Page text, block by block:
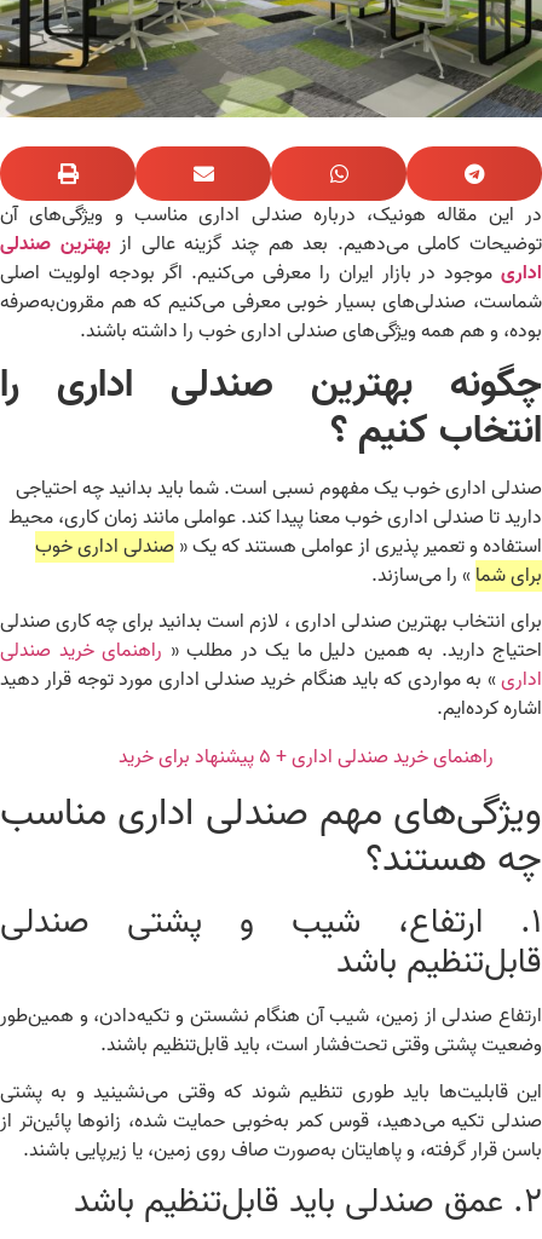
این مقاله هونیک، درباره صندلی اداری مناسب و ویژگی‌های آن
کاملی می‌دهیم. بعد هم چند گزینه عالی از بهترین صندلی
موجود در بازار ایران را معرفی می‌کنیم. اگر بودجه اولویت اصلی
صندلی‌های بسیار خوبی معرفی می‌کنیم که هم مقرون‌به‌صرفه
و هم همه ویژگی‌های صندلی اداری خوب را داشته باشند.
بهترین صندلی اداری را
کنیم ؟
اداری خوب یک مفهوم نسبی است. شما باید بدانید چه احتیاجی
تا صندلی اداری خوب معنا پیدا کند. عواملی مانند زمان کاری، محیط
و تعمیر پذیری از عواملی هستند که یک «صندلی اداری خوب
شما» را می‌سازند.
انتخاب بهترین صندلی اداری ، لازم است بدانید برای چه کاری صندلی
دارید. به همین دلیل ما یک در مطلب « راهنمای خرید صندلی
» به مواردی که باید هنگام خرید صندلی اداری مورد توجه قرار دهید
کرده‌ایم.
راهنمای خرید صندلی اداری + ۵ پیشنهاد برای خرید
مهم صندلی اداری مناسب
هستند؟
۱. ارتفاع، شیب و پشتی صندلی
باشد
صندلی از زمین، شیب آن هنگام نشستن و تکیه‌دادن، و همین‌طور
پشتی وقتی تحت‌فشار است، باید قابل‌تنظیم باشند.
قابلیت‌ها باید طوری تنظیم شوند که وقتی می‌نشینید و به پشتی
تکیه می‌دهید، قوس کمر به‌خوبی حمایت شده، زانوها پائین‌تر از
قرار گرفته، و پاهایتان به‌صورت صاف روی زمین، یا زیرپایی باشند.
باشد